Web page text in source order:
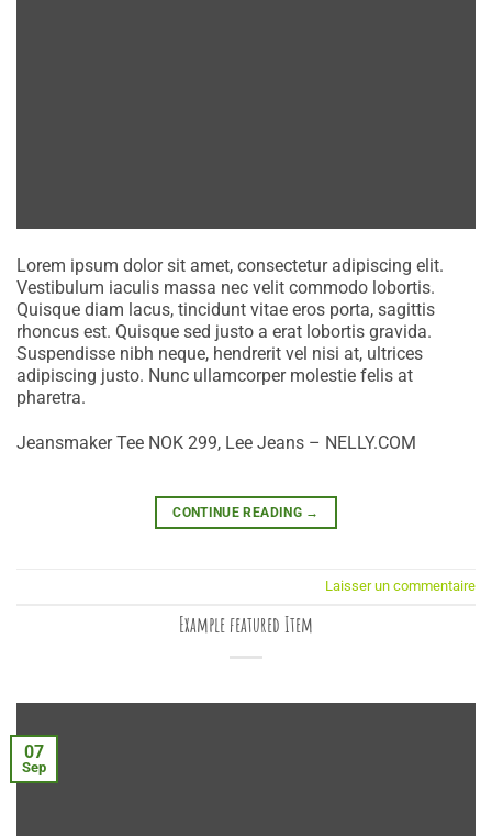
Lorem ipsum dolor sit amet, consectetur adipiscing elit.
Vestibulum iaculis massa nec velit commodo lobortis.
Quisque diam lacus, tincidunt vitae eros porta, sagittis
rhoncus est. Quisque sed justo a erat lobortis gravida.
Suspendisse nibh neque, hendrerit vel nisi at, ultrices
adipiscing justo. Nunc ullamcorper molestie felis at
pharetra.
Jeansmaker Tee NOK 299, Lee Jeans – NELLY.COM
CONTINUE READING →
Laisser un commentaire
Example featured Item
07
Sep